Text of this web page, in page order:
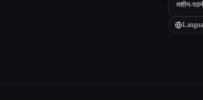
मशीन-